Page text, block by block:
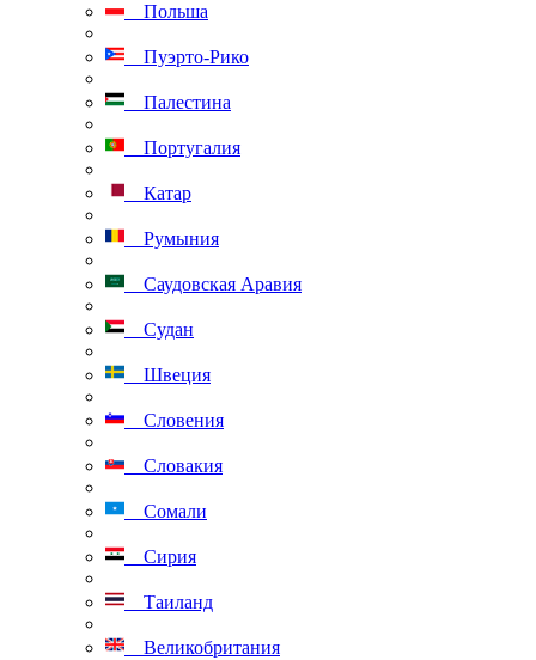
Польша
Пуэрто-Рико
Палестина
Португалия
Катар
Румыния
Саудовская Аравия
Судан
Швеция
Словения
Словакия
Сомали
Сирия
Таиланд
Великобритания